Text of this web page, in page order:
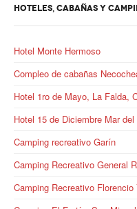
Secretaría de turismo
Secretaría de acción social
Secretaria de la vivienda
Sec. accidente de trabajo
Secretaría de fiscalización
HOTELES, CABAÑAS Y
Hotel Monte Hermoso
Compleo de cabañas
Hotel 1ro de Mayo, La Falda,
Hotel 15 de Diciembre Mar
Camping recreativo Garín
Camping Recreativo General
Camping Recreativo Florencio